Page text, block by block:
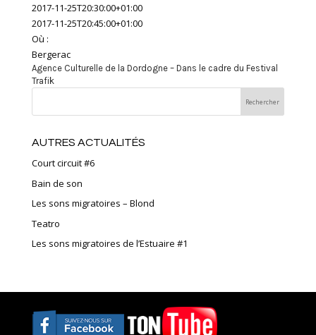
2017-11-25T20:30:00+01:00
2017-11-25T20:45:00+01:00
Où :
Bergerac
Agence Culturelle de la Dordogne – Dans le cadre du Festival
Trafik
AUTRES ACTUALITÉS
Court circuit #6
Bain de son
Les sons migratoires – Blond
Teatro
Les sons migratoires de l’Estuaire #1